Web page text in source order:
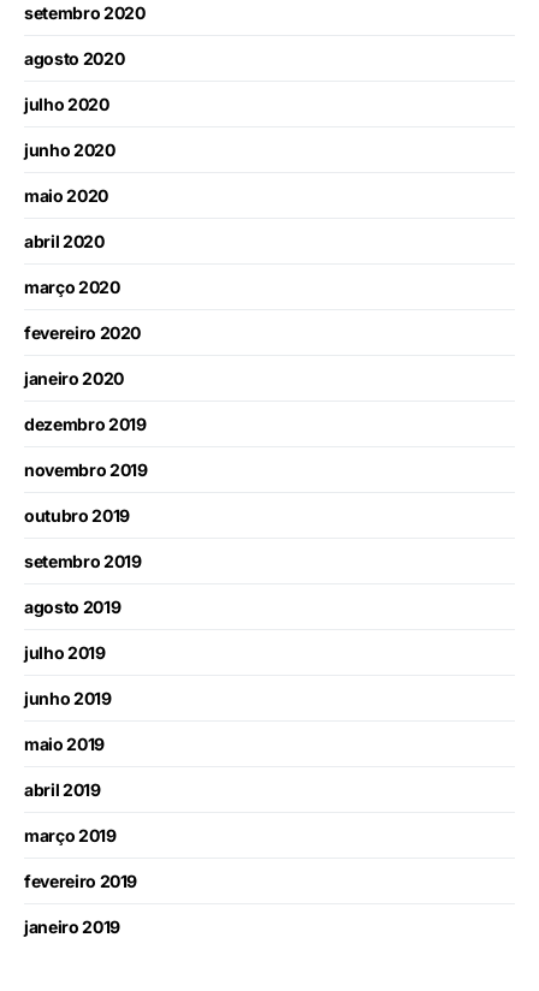
setembro 2020
agosto 2020
julho 2020
junho 2020
maio 2020
abril 2020
março 2020
fevereiro 2020
janeiro 2020
dezembro 2019
novembro 2019
outubro 2019
setembro 2019
agosto 2019
julho 2019
junho 2019
maio 2019
abril 2019
março 2019
fevereiro 2019
janeiro 2019